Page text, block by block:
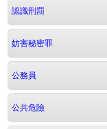
認識刑罰
妨害秘密罪
公務員
公共危險